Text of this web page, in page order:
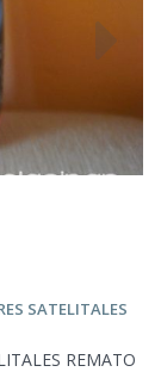
SATELITALES
REMATO